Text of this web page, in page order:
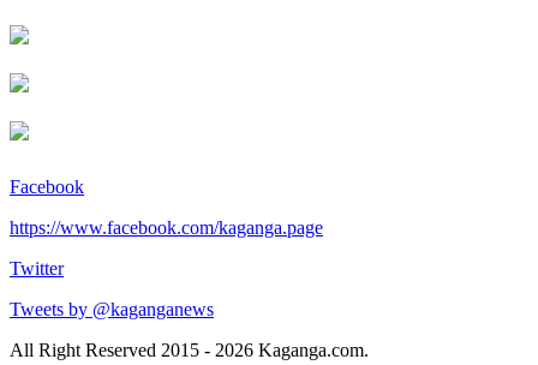
Facebook
https://www.facebook.com/kaganga.page
Twitter
Tweets by @kaganganews
All Right Reserved 2015 - 2026 Kaganga.com.